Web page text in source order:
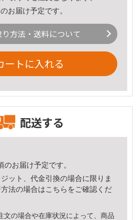
お届け予定です。
方法・送料について
ートに入れる
配送する
のお届け予定です。
ット、代金引換の場合に限りま
法の場合はこちら をご確認くだ
の場合や在庫状況によって、商品